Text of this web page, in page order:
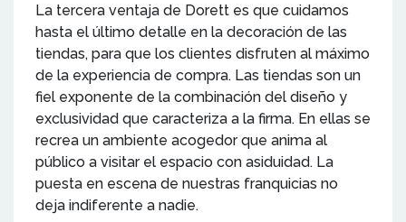
La tercera ventaja de Dorett es que cuidamos
hasta el último detalle en la decoración de las
tiendas, para que los clientes disfruten al máximo
de la experiencia de compra. Las tiendas son un
fiel exponente de la combinación del diseño y
exclusividad que caracteriza a la firma. En ellas se
recrea un ambiente acogedor que anima al
público a visitar el espacio con asiduidad. La
puesta en escena de nuestras franquicias no
deja indiferente a nadie.